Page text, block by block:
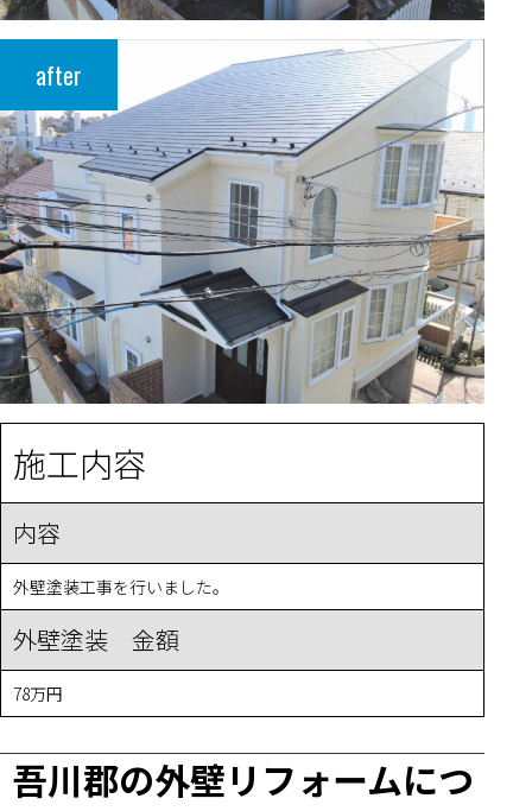
after
施工内容
内容
外壁塗装工事を行いました。
外壁塗装 金額
78万円
吾川郡の外壁リフォームにつ